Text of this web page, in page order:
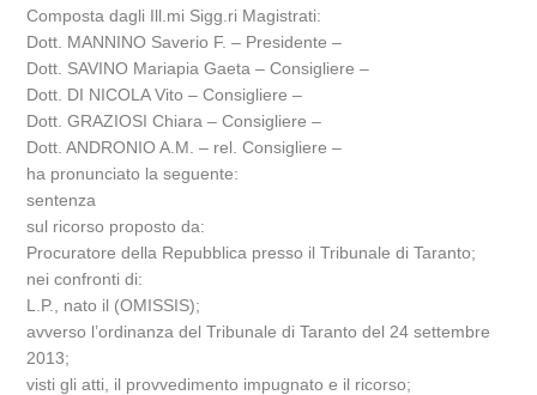
Composta dagli Ill.mi Sigg.ri Magistrati:
Dott. MANNINO Saverio F. – Presidente –
Dott. SAVINO Mariapia Gaeta – Consigliere –
Dott. DI NICOLA Vito – Consigliere –
Dott. GRAZIOSI Chiara – Consigliere –
Dott. ANDRONIO A.M. – rel. Consigliere –
ha pronunciato la seguente:
sentenza
sul ricorso proposto da:
Procuratore della Repubblica presso il Tribunale di Taranto;
nei confronti di:
L.P., nato il (OMISSIS);
avverso l’ordinanza del Tribunale di Taranto del 24 settembre
2013;
visti gli atti, il provvedimento impugnato e il ricorso;